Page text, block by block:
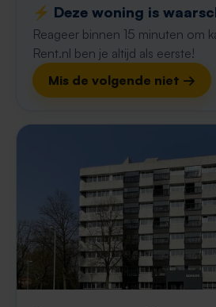
⚡️ Deze woning is
Reageer binnen 15 minuten om
Rent.nl ben je altijd als eerste!
Mis de volgende niet →